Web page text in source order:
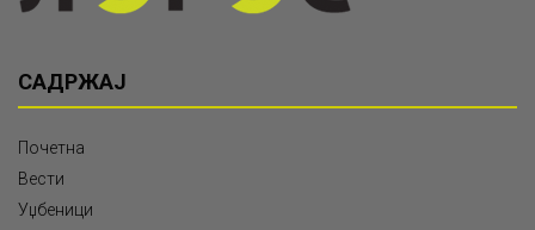
САДРЖАЈ
Почетна
Вести
Уџбеници